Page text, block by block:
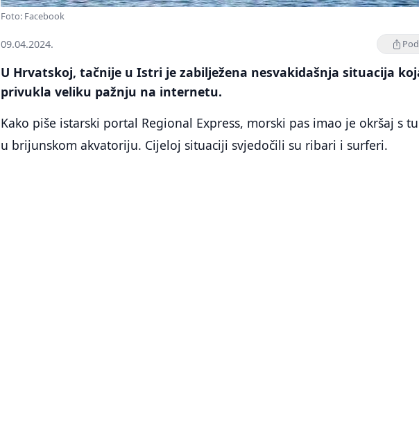
Foto: Facebook
09.04.2024.
U Hrvatskoj, tačnije u Istri je zabilježena nesvakidašnja situacija
privukla veliku pažnju na internetu.
Kako piše istarski portal Regional Express, morski pas imao je okršaj s
u brijunskom akvatoriju. Cijeloj situaciji svjedočili su ribari i surferi.